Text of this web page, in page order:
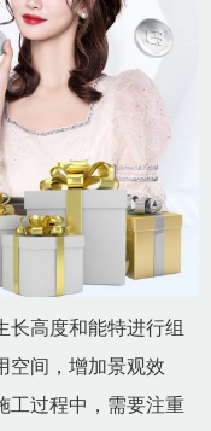
长高度和能特进行组
空间，增加景观效
工过程中，需要注重